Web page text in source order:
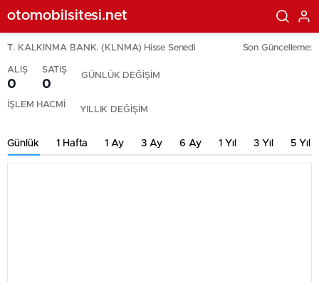
otomobilsitesi.net
T. KALKINMA BANK. (KLNMA) Hisse Senedi Son Güncelleme:
ALIŞ
0
SATIŞ
0
GÜNLÜK DEĞİŞİM
İŞLEM HACMİ YILLIK DEĞİŞİM
Günlük 1 Hafta 1 Ay 3 Ay 6 Ay 1 Yıl 3 Yıl 5 Yıl